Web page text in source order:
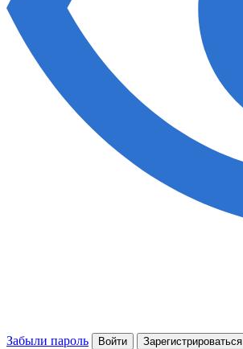
Забыли пароль Войти Зарегистрироваться